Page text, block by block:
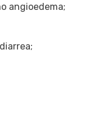
angioedema;